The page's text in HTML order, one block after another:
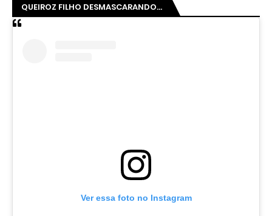
QUEIROZ FILHO DESMASCARANDO...
Ver essa foto no Instagram